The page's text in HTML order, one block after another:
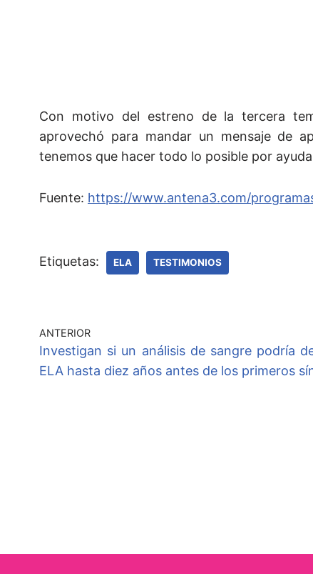
Con motivo del estreno de la tercera
aprovechó para mandar un mensaje de
tenemos que hacer todo lo posible por
Fuente: https://www.antena3.com/
Etiquetas: ELA TESTIMONIOS
ANTERIOR
Investigan si un análisis de sangre podría
ELA hasta diez años antes de los primeros